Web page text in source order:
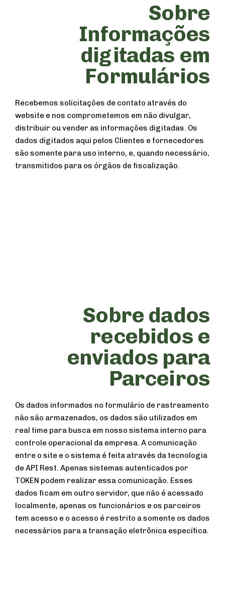
Sobre
Informações
digitadas em
Formulários
Recebemos solicitações de contato através do
website e nos comprometemos em não divulgar,
distribuir ou vender as informações digitadas. Os
dados digitados aqui pelos Clientes e fornecedores
são somente para uso interno, e, quando necessário,
transmitidos para os órgãos de fiscalização.
Sobre dados
recebidos e
enviados para
Parceiros
Os dados informados no formulário de rastreamento
não são armazenados, os dados são utilizados em
real time para busca em nosso sistema interno para
controle operacional da empresa. A comunicação
entre o site e o sistema é feita através da tecnologia
de API Rest. Apenas sistemas autenticados por
TOKEN podem realizar essa comunicação. Esses
dados ficam em outro servidor, que não é acessado
localmente, apenas os funcionários e os parceiros
tem acesso e o acesso é restrito a somente os dados
necessários para a transação eletrônica específica.